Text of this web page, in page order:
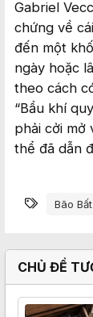
Gabriel
chứng về
đến một
ngày hoặc
theo cách
“Bầu khí
phải cởi mở
thể đã dẫn
Từ khóa
Bão
CHỦ ĐỀ